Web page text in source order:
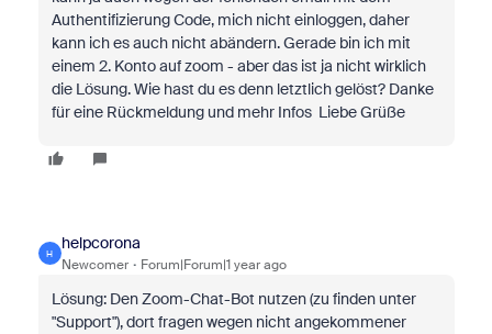
Authentifizierung Code, mich nicht einloggen, daher
kann ich es auch nicht abändern. Gerade bin ich mit
einem 2. Konto auf zoom - aber das ist ja nicht wirklich
die Lösung. Wie hast du es denn letztlich gelöst? Danke
für eine Rückmeldung und mehr Infos Liebe Grüße
H
helpcorona
Newcomer Forum|Forum|1 year ago
Lösung: Den Zoom-Chat-Bot nutzen (zu finden unter
"Support"), dort fragen wegen nicht angekommener